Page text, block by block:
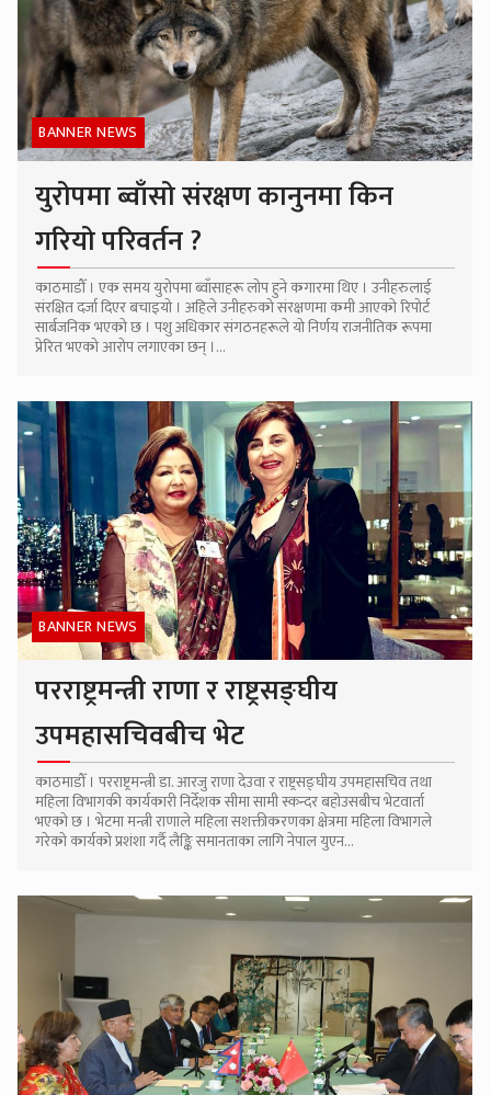
BANNER NEWS
युरोपमा ब्वाँसो संरक्षण कानुनमा किन
गरियो परिवर्तन ?
काठमाडौँ । एक समय युरोपमा ब्वाँसाहरू लोप हुने कगारमा थिए । उनीहरुलाई
संरक्षित दर्जा दिएर बचाइयो । अहिले उनीहरुको संरक्षणमा कमी आएको रिपोर्ट
सार्बजनिक भएको छ । पशु अधिकार संगठनहरूले यो निर्णय राजनीतिक रूपमा
प्रेरित भएको आरोप लगाएका छन् ।...
BANNER NEWS
परराष्ट्रमन्त्री राणा र राष्ट्रसङ्घीय
उपमहासचिवबीच भेट
काठमाडौँ । परराष्ट्रमन्त्री डा. आरजु राणा देउवा र राष्ट्रसङ्घीय उपमहासचिव तथा
महिला विभागकी कार्यकारी निर्देशक सीमा सामी स्कन्दर बहोउसबीच भेटवार्ता
भएको छ । भेटमा मन्त्री राणाले महिला सशक्तीकरणका क्षेत्रमा महिला विभागले
गरेको कार्यको प्रशंशा गर्दै लैङ्कि समानताका लागि नेपाल युएन...